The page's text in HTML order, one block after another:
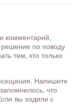
комментарий,
по поводу
тем, кто только
Напишите
что
вы ходили с